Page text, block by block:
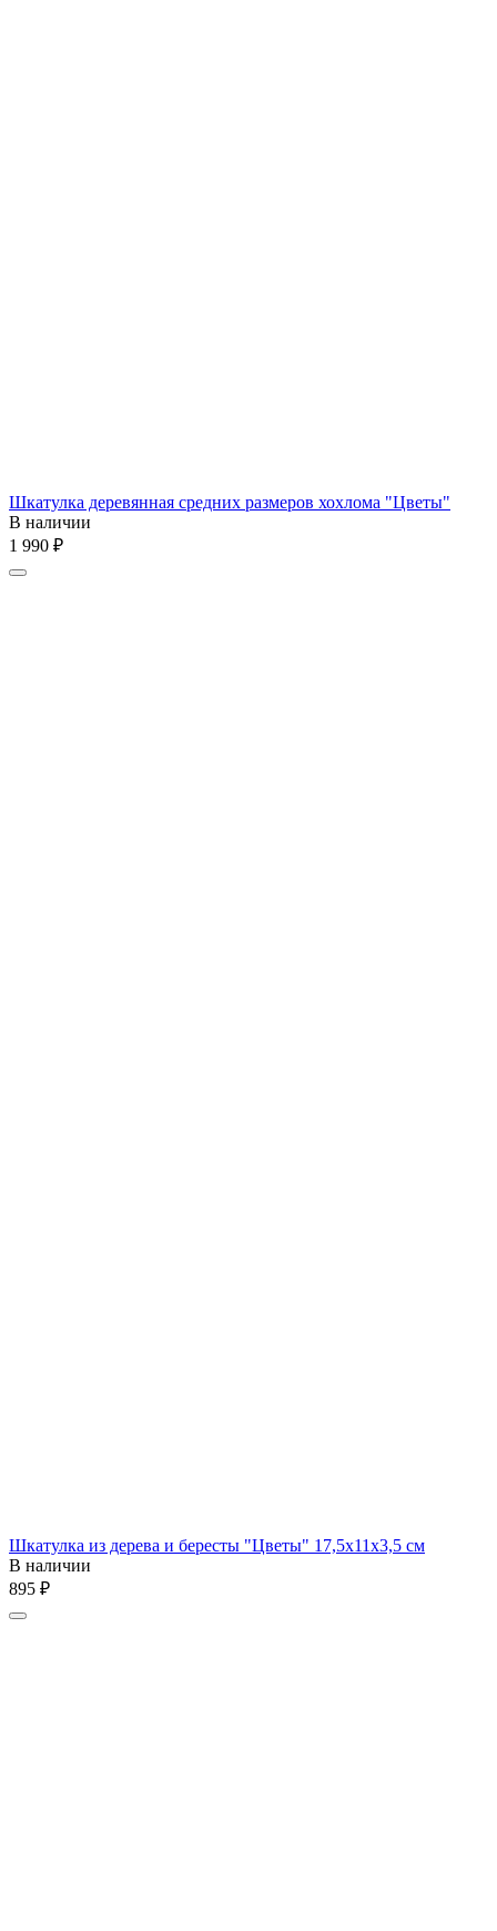
Шкатулка деревянная средних размеров хохлома "Цветы"
В наличии
1 990 ₽
Шкатулка из дерева и бересты "Цветы" 17,5х11х3,5 см
В наличии
‍895‍ ₽